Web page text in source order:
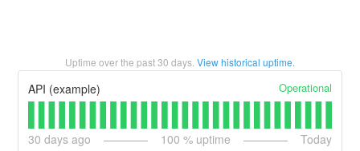
Uptime over the past30 days. View historical uptime.
API (example) Operational
30 days ago 100 % uptime Today